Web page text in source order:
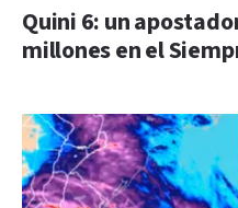
Quini 6: un
millones en el